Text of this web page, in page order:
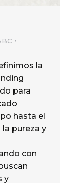
la
para
hasta el
pureza y
con
y